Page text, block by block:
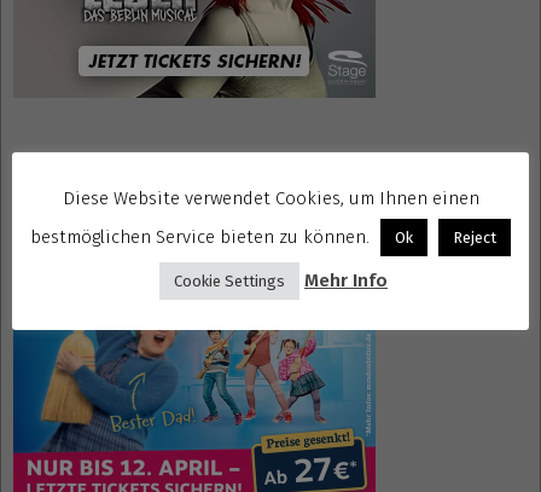
Diese Website verwendet Cookies, um Ihnen einen
bestmöglichen Service bieten zu können.
Ok Reject
Cookie Settings Mehr Info